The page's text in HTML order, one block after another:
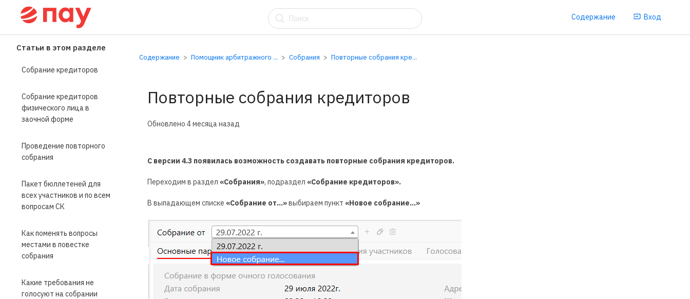
Содержание Вход
Статьи в этом разделе
Собрание кредиторов
Собрание кредиторов
физического лица в
заочной форме
Проведение повторного
собрания
Пакет бюллетеней для
всех участников и по всем
вопросам СК
Как поменять вопросы
местами в повестке
собрания
Какие требования не
голосуют на собрании
Содержание Помощник арбитражного ... Собрания Повторные собрания кре...
Повторные собрания кредиторов
Обновлено 4 месяца назад
С версии 4.3 появилась возможность создавать повторные собрания кредиторов.
Переходим в раздел «Собрания», подраздел «Собрание кредиторов».
В выпадающем списке «Собрание от…»выбираем пункт «Новое собрание…»